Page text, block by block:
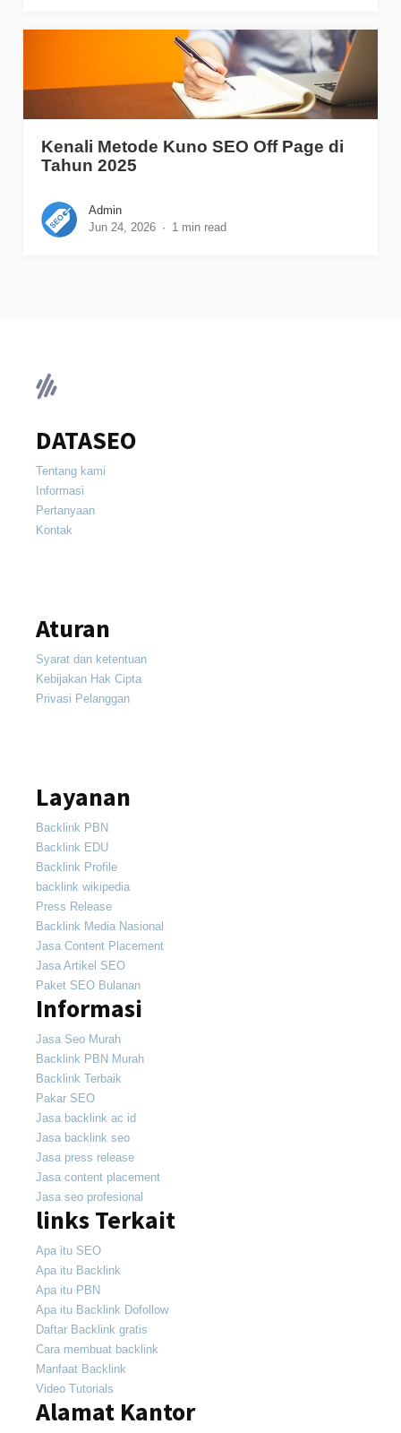
Kenali Metode Kuno SEO Off Page di
Tahun 2025
Admin
Jun 24, 2026
1 min read
DATASEO
Tentang kami
Informasi
Pertanyaan
Kontak
Aturan
Syarat dan ketentuan
Kebijakan Hak Cipta
Privasi Pelanggan
Layanan
Backlink PBN
Backlink EDU
Backlink Profile
backlink wikipedia
Press Release
Backlink Media Nasional
Jasa Content Placement
Jasa Artikel SEO
Paket SEO Bulanan
Informasi
Jasa Seo Murah
Backlink PBN Murah
Backlink Terbaik
Pakar SEO
Jasa backlink ac id
Jasa backlink seo
Jasa press release
Jasa content placement
Jasa seo profesional
links Terkait
Apa itu SEO
Apa itu Backlink
Apa itu PBN
Apa itu Backlink Dofollow
Daftar Backlink gratis
Cara membuat backlink
Manfaat Backlink
Video Tutorials
Alamat Kantor